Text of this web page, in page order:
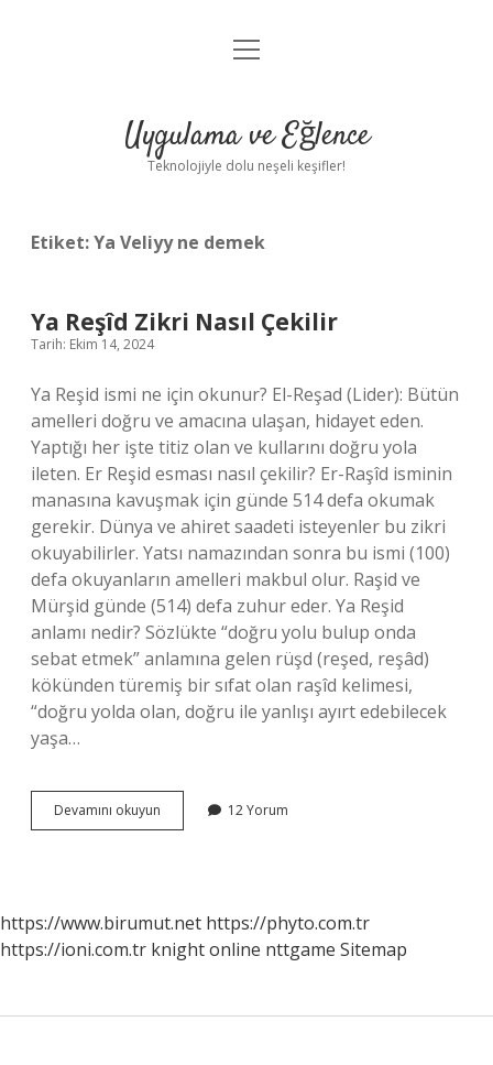
Anasayfa
Yasal Uyarı
menüyü
Uygulama ve Eğlence
Teknolojiyle dolu neşeli keşifler!
Etiket:Ya Veliyy ne demek
Ya Reşîd Zikri Nasıl Çekilir
Tarih: Ekim 14, 2024
Ya Reşid ismi ne için okunur? El-Reşad (Lider): Bütün
amelleri doğru ve amacına ulaşan, hidayet eden.
Yaptığı her işte titiz olan ve kullarını doğru yola
ileten. Er Reşid esması nasıl çekilir? Er-Raşîd isminin
manasına kavuşmak için günde 514 defa okumak
gerekir. Dünya ve ahiret saadeti isteyenler bu zikri
okuyabilirler. Yatsı namazından sonra bu ismi (100)
defa okuyanların amelleri makbul olur. Raşid ve
Mürşid günde (514) defa zuhur eder. Ya Reşid
anlamı nedir? Sözlükte “doğru yolu bulup onda
sebat etmek” anlamına gelen rüşd (reşed, reşâd)
kökünden türemiş bir sıfat olan raşîd kelimesi,
“doğru yolda olan, doğru ile yanlışı ayırt edebilecek
yaşa…
Devamını okuyun
Reşîd
12 Yorum
https://www.birumut.net https://phyto.com.tr
https://ioni.com.tr knight online nttgame Sitemap